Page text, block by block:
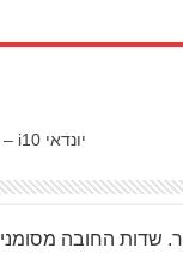
יונדאי i10 – כמעט טוב מאוד
שדות החובה מסומנים